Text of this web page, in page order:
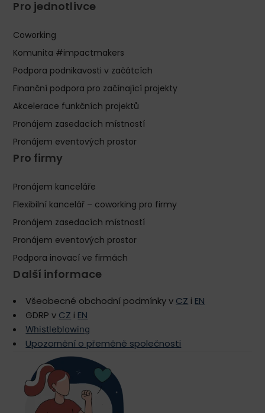
Pro jednotlivce
Coworking
Komunita #impactmakers
Podpora podnikavosti v začátcích
Finanční podpora pro začínající projekty
Akcelerace funkčních projektů
Pronájem zasedacích místností
Pronájem eventových prostor
Pro firmy
Pronájem kanceláře
Flexibilní kancelář – coworking pro firmy
Pronájem zasedacích místností
Pronájem eventových prostor
Podpora inovací ve firmách
Další informace
Všeobecné obchodní podmínky v CZ i EN
GDRP v CZ i EN
Whistleblowing
Upozornění o přeměně společnosti